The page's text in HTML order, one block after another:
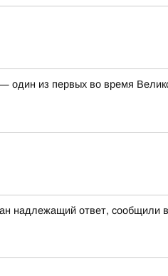
один из первых во время
дан надлежащий ответ,